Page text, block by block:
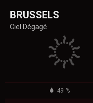
BRUSSELS
Ciel Dégagé
49 %